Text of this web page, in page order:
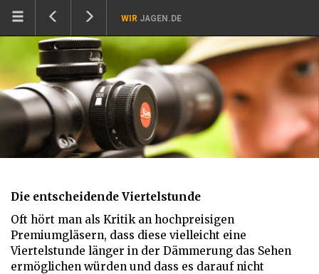
WIR JAGEN.DE
Die entscheidende Viertelstunde
Oft hört man als Kritik an hochpreisigen
Premiumgläsern, dass diese vielleicht eine
Viertelstunde länger in der Dämmerung das Sehen
ermöglichen würden und dass es darauf nicht